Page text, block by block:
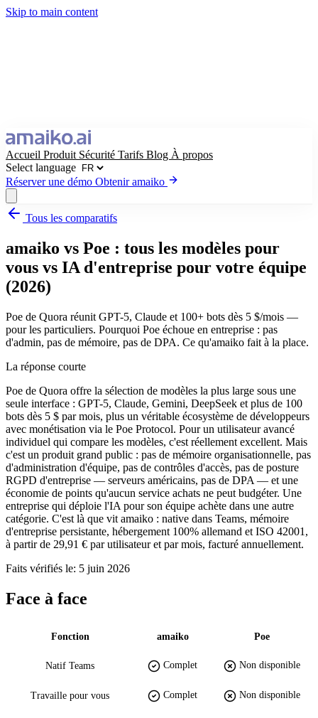
Skip to main content
Accueil Produit Sécurité Tarifs Blog À propos
Select language
Réserver une démo Obtenir amaiko
Obtenir amaiko Réserver une démo
Select language
Tous les comparatifs
amaiko vs Poe : tous les modèles pour
vous vs IA d'entreprise pour votre équipe
(2026)
Poe de Quora réunit GPT-5, Claude et 100+ bots dès 5 $/mois —
pour les particuliers. Pourquoi Poe échoue en entreprise : pas
d'admin, pas de mémoire, pas de DPA. Ce qu'amaiko fait à la place.
La réponse courte
Poe de Quora offre la sélection de modèles la plus large sous une
seule interface : GPT-5, Claude, Gemini, DeepSeek et plus de 100
bots dès 5 $ par mois, plus un véritable écosystème de développeurs
avec monétisation via le Poe Protocol. Pour un utilisateur avancé
individuel qui compare les modèles, c'est réellement excellent. Mais
c'est un produit grand public : pas de mémoire organisationnelle, pas
d'administration d'équipe, pas de contrôles d'accès, pas de posture
RGPD d'entreprise — serveurs américains, pas de DPA — et une
économie de points qu'aucun service achats ne peut budgéter. Une
entreprise qui déploie l'IA pour son équipe achète dans une autre
catégorie. C'est là que vit amaiko : native dans Teams, mémoire
d'entreprise persistante, hébergement 100% allemand et ISO 42001,
à partir de 29,91 € par utilisateur et par mois, facturé annuellement.
Faits vérifiés le: 5 juin 2026
Face à face
Fonction amaiko Poe
Natif Teams Complet Non disponible
Travaille pour vous Complet Non disponible